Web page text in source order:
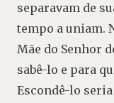
separavam de
tempo a uniam.
Mãe do Senhor
sabê-lo e para
Escondê-lo